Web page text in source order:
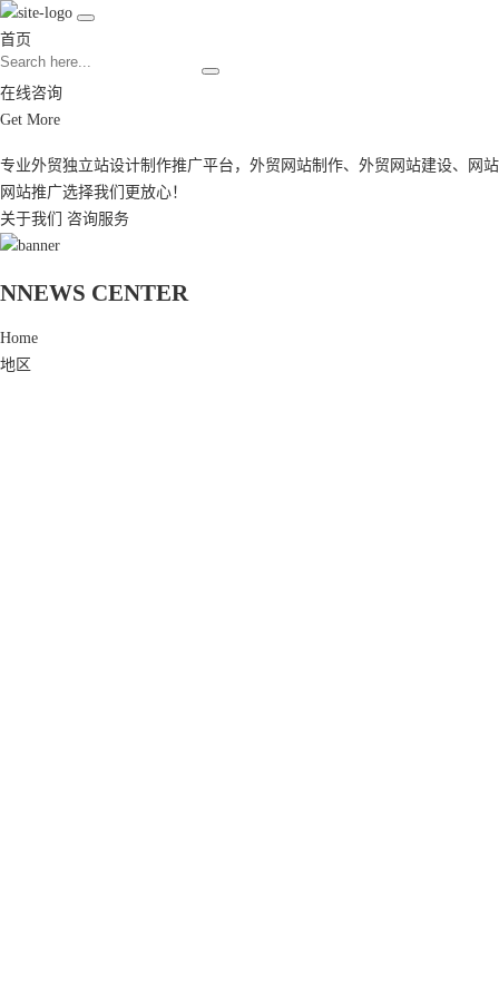
首页
在线咨询
Get More
专业外贸独立站设计制作推广平台， 外贸网站制作、 外贸网站建设、
网站
网站推广选择我们更放心！
关于我们
咨询服务
NNEWS CENTER
Home
地区